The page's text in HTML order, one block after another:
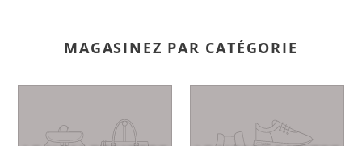
MAGASINEZ PAR CATÉGORIE